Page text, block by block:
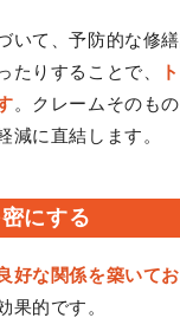
いて、予防的な修繕
たりすることで、
。クレームそのも
減に直結します。
にする
好な関係を築いてお
果的です。